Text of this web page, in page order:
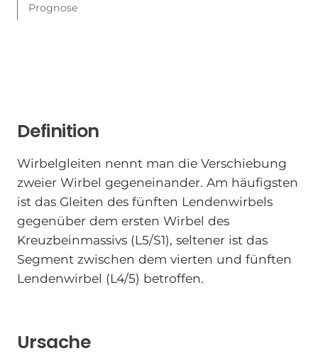
Definition
Wirbelgleiten nennt man die Verschiebung
zweier Wirbel gegeneinander. Am häufigsten
ist das Gleiten des fünften Lendenwirbels
gegenüber dem ersten Wirbel des
Kreuzbeinmassivs (L5/S1), seltener ist das
Segment zwischen dem vierten und fünften
Lendenwirbel (L4/5) betroffen.
Ursache
Prognose